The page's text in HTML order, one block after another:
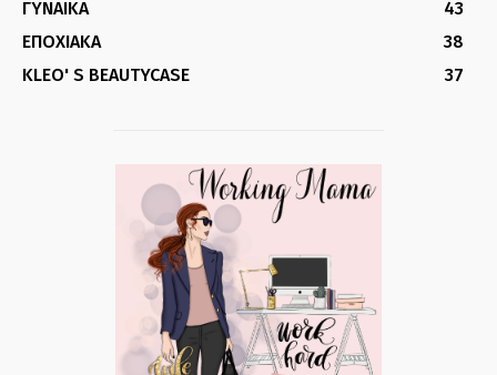
ΓΥΝΑΙΚΑ
43
ΕΠΟΧΙΑΚΑ
38
KLEO' S BEAUTYCASE
37